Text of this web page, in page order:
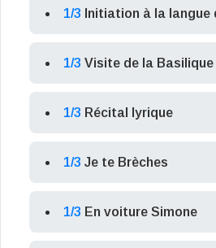
1/3 Initiation à la langue
1/3 Visite de la Basilique
1/3 Récital lyrique
1/3 Je te Brèches
1/3 En voiture Simone